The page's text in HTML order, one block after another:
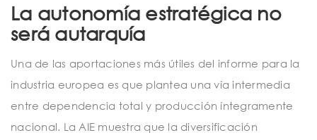
La autonomía estratégica no
será autarquía
Una de las aportaciones más útiles del informe para la
industria europea es que plantea una vía intermedia
entre dependencia total y producción íntegramente
nacional. La AIE muestra que la diversificación